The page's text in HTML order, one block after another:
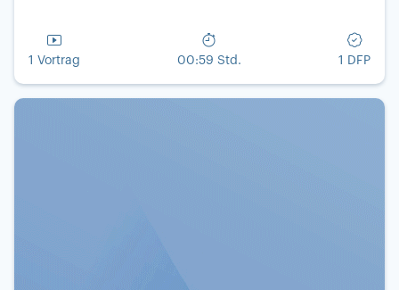
1 Vortrag 00:59 Std. 1 DFP